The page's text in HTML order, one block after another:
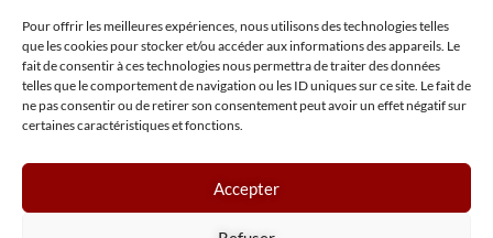
Pour offrir les meilleures expériences, nous utilisons des technologies telles
que les cookies pour stocker et/ou accéder aux informations des appareils. Le
fait de consentir à ces technologies nous permettra de traiter des données
telles que le comportement de navigation ou les ID uniques sur ce site. Le fait de
ne pas consentir ou de retirer son consentement peut avoir un effet négatif sur
certaines caractéristiques et fonctions.
Accepter
INSIGHT NPA
Mentions légales